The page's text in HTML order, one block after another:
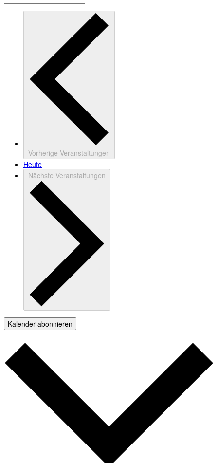
Vorherige Veranstaltungen
Heute
Nächste Veranstaltungen
Kalender abonnieren